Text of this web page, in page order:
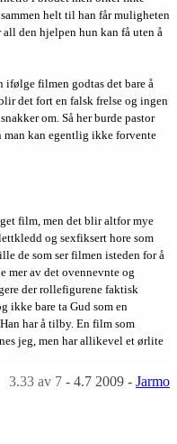
helt til han får muligheten
den hjelpen hun kan få uten å
ifølge filmen godtas det bare å
det fort en falsk frelse og ingen
om. Så her burde pastor
man kan egentlig ikke forvente
film, men det blir altfor mye
og sexfiksert hore som
de som ser filmen isteden for å
mer av det ovennevnte og
der rollefigurene faktisk
ikke bare ta Gud som en
har å tilby. En film som
jeg, men har allikevel et ørlite
3.33 av 7 - 4.7 2009 - Jarmo